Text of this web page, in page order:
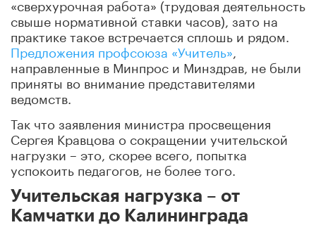
«сверхурочная работа» (трудовая деятельность
свыше нормативной ставки часов), зато на
практике такое встречается сплошь и рядом.
Предложения профсоюза «Учитель»
направленные в Минпрос и Минздрав, не были
приняты во внимание представителями
ведомств.
Так что заявления министра просвещения
Сергея Кравцова о сокращении учительской
нагрузки – это, скорее всего, попытка
успокоить педагогов, не более того.
Учительская нагрузка – от
Камчатки до Калининграда